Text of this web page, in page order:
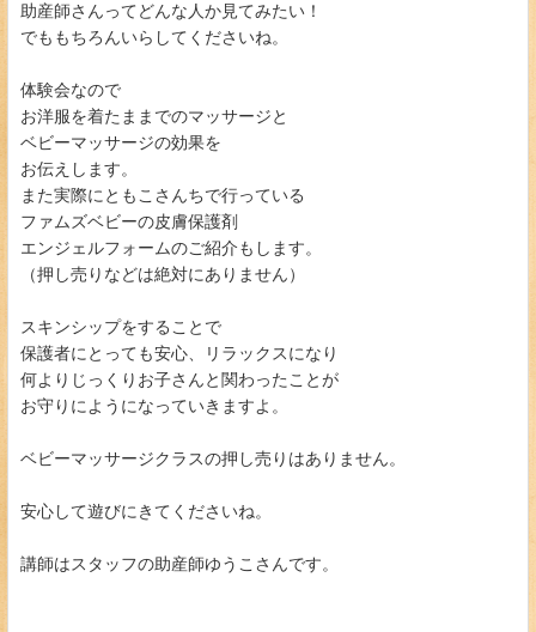
助産師さんってどんな人か見てみたい！
でももちろんいらしてくださいね。
体験会なので
お洋服を着たままでのマッサージと
ベビーマッサージの効果を
お伝えします。
また実際にともこさんちで行っている
ファムズベビーの皮膚保護剤
エンジェルフォームのご紹介もします。
（押し売りなどは絶対にありません）
スキンシップをすることで
保護者にとっても安心、リラックスになり
何よりじっくりお子さんと関わったことが
お守りにようになっていきますよ。
ベビーマッサージクラスの押し売りはありません。
安心して遊びにきてくださいね。
講師はスタッフの助産師ゆうこさんです。